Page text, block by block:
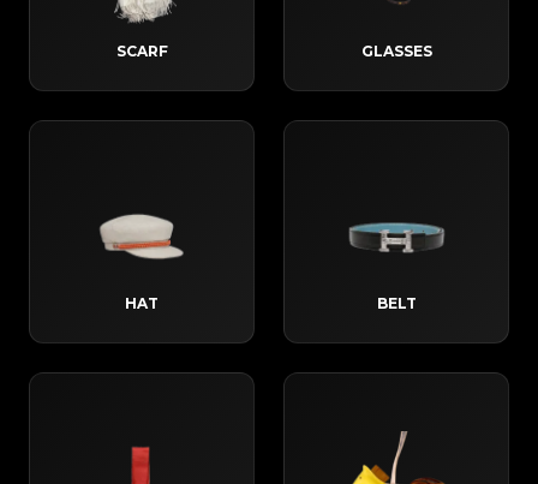
SCARF GLASSES
HAT BELT